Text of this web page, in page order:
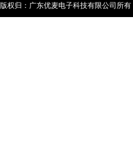
版权归：广东优麦电子科技有限公司所有